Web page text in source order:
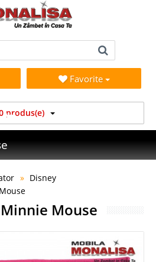
Favorite
produs(e)
Disney
Mouse